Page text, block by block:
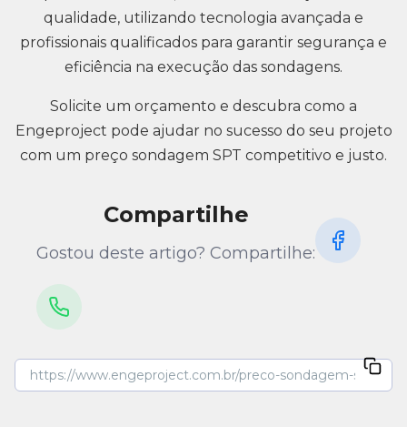
qualidade, utilizando tecnologia avançada e
profissionais qualificados para garantir segurança e
eficiência na execução das sondagens.
Solicite um orçamento e descubra como a
Engeproject pode ajudar no sucesso do seu projeto
com um preço sondagem SPT competitivo e justo.
Compartilhe
Gostou deste artigo? Compartilhe: